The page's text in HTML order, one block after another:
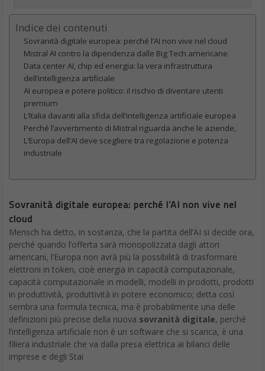
Indice dei contenuti
Sovranità digitale europea: perché l’AI non vive nel cloud
Mistral AI contro la dipendenza dalle Big Tech americane
Data center AI, chip ed energia: la vera infrastruttura
dell’intelligenza artificiale
AI europea e potere politico: il rischio di diventare utenti
premium
L’Italia davanti alla sfida dell’intelligenza artificiale europea
Perché l’avvertimento di Mistral riguarda anche le aziende,
L’Europa dell’AI deve scegliere tra regolazione e potenza
industriale
Sovranità digitale europea: perché l’AI non vive nel
cloud
Mensch ha detto, in sostanza, che la partita dell’AI si decide ora,
perché quando l’offerta sarà monopolizzata dagli attori
americani, l’Europa non avrà più la possibilità di trasformare
elettroni in token, cioè energia in capacità computazionale,
capacità computazionale in modelli, modelli in prodotti, prodotti
in produttività, produttività in potere economico; detta così
sembra una formula tecnica, ma è probabilmente una delle
definizioni più precise della nuova sovranità digitale, perché
l’intelligenza artificiale non è un software che si scarica, è una
filiera industriale che va dalla presa elettrica ai bilanci delle
imprese e degli Stai